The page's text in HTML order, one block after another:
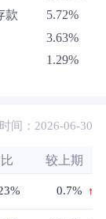
款
5.72%
3.63%
1.29%
间：2026-06-30
较上期
0.7%